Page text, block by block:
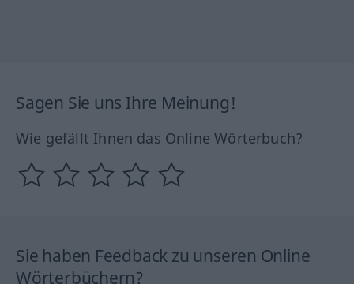
Sagen Sie uns Ihre Meinung!
Wie gefällt Ihnen das Online Wörterbuch?
Sie haben Feedback zu unseren Online
Wörterbüchern?